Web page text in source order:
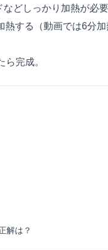
どしっかり加熱が必
熱する（動画では6分
完成。
解は？